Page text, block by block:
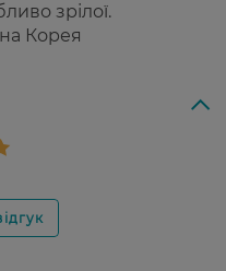
зрілої.
Корея